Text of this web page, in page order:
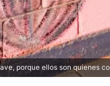
porque ellos son quienes